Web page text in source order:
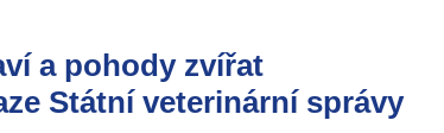
a pohody zvířat
Státní veterinární správy